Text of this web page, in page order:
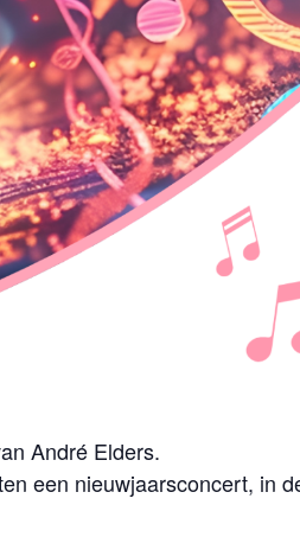
André Elders.
een nieuwjaarsconcert, in